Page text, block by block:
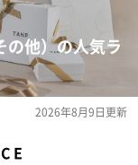
の他）の人気ラ
2026年8月9日更新